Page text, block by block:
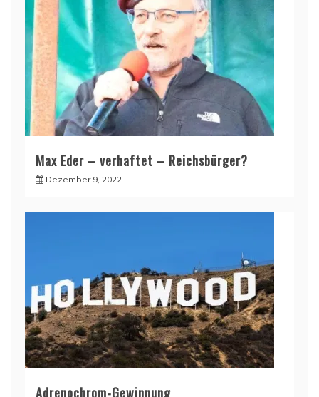
Max Eder – verhaftet – Reichsbürger?
Dezember 9, 2022
Adrenochrom-Gewinnung